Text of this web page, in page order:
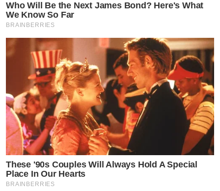
Who Will Be the Next James Bond? Here's What
We Know So Far
BRAINBERRIES
These '90s Couples Will Always Hold A Special
Place In Our Hearts
BRAINBERRIES